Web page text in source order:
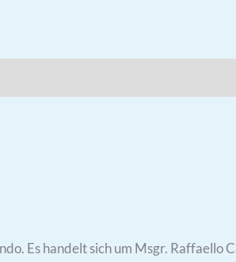
Es handelt sich um Msgr. Raffaello